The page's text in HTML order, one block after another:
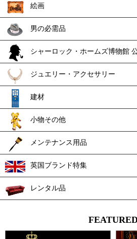
絵画
男の必需品
シャーロック・ホームズ博物館
ジュエリー・アクセサリー
建材
小物その他
メンテナンス用品
英国ブランド特集
レンタル品
FEATURED